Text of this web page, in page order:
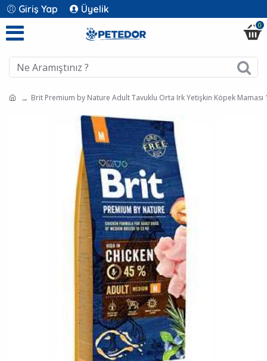
Giriş Yap Üyelik
0
Brit Premium by Nature Adult Tavuklu Orta Irk Yetişkin Köpek Maması